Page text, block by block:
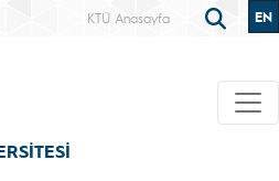
KTÜ Anasayfa EN